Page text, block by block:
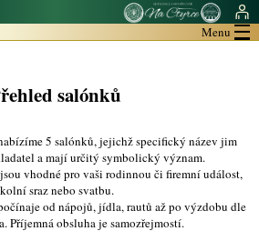
Menu
salónků
5 salónků, jejichž specifický název jim
a mají určitý symbolický význam.
vhodné pro vaši rodinnou či firemní událost,
sraz nebo svatbu.
od nápojů, jídla, rautů až po výzdobu dle
Příjemná obsluha je samozřejmostí.